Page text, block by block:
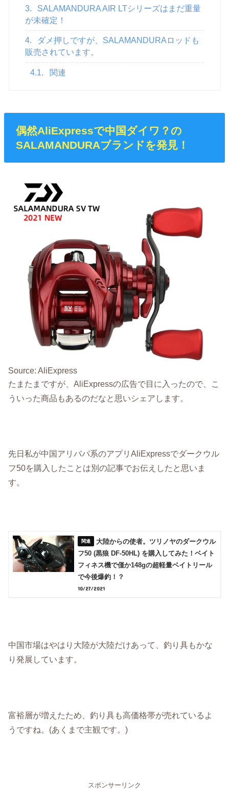
3.
SALAMANDURA AIR LTシリーズはまだ重量
が未確定！
4.
ダメ押しですが、SALAMANDURAロッドも
販売されています。
4.1. 関連
偶然AliExpressで中国ダイワ？の
SALAMANDURAブランドを発見！
Source: AliExpress
たまたまですが、AliExpressの広告で目に入ったので、こ
ういった商品もあるのだなと思いシェアします。
先日私が中国アリババ系のアプリAliExpressでダークウル
フ50を購入したことは別の記事でお伝えしたと思いま
す。
大陸からの使者。ツリノヤのダークウル
フ50 (黒狼 DF-50HL) を購入してみた！ベイト
フィネス機で僅か148gの超軽量ベイトリール
で今後爆釣！？
10/27/2021
中国市場はやはり大陸が大陸だけあって、釣り具もかな
り発展しています。
富裕層が増えたため、釣り具も高価格帯が売れているよ
うですね。(あくまで主観です。)
スポンサーリンク